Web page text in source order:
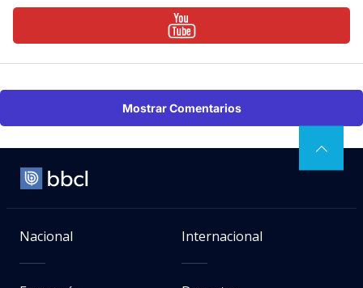
Mostrar Comentarios
Nacional Internacional